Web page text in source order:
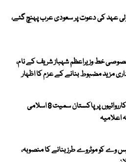
عہد کی دعوت پر سعودی عرب پہنچ گئے،
خط وزیراعظم شہباز شریف کے نام،
مزید مضبوط بنانے کے عزم کا اظہار
غزہ میں اسرائیلی کارروائیوں پر پاکستان سمیت 8 اسلامی
اعلامیہ
وے کو موٹروے طرز بنانے کا منصوبہ،